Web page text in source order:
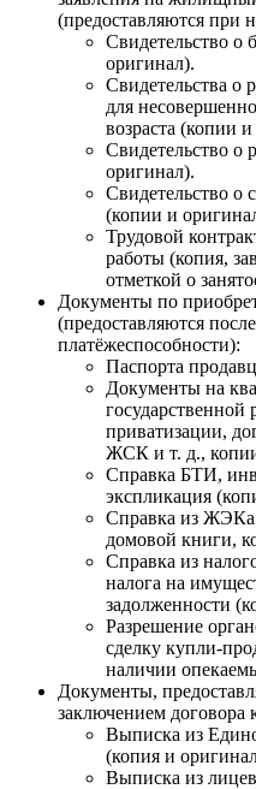
(предоставляются при
Свидетельство о
оригинал).
Свидетельства о
для
возраста (копии
Свидетельство о
оригинал).
Свидетельство о
(копии и
Трудовой
работы (копия,
отметкой о
Документы по
(предоставляются
платёжеспособности):
Паспорта
Документы на
государственной
приватизации,
ЖСК и т. д.,
Справка БТИ,
экспликация
Справка из ЖЭКа
домовой книги,
Справка из
налога на
задолженности
Разрешение
сделку купли-
наличии
Документы,
заключением договора
Выписка из
(копия и
Выписка из